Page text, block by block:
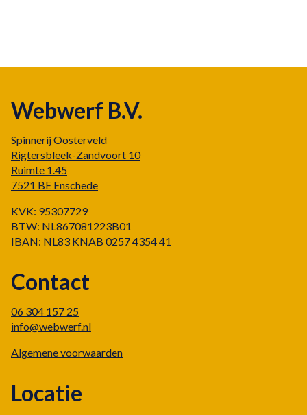
Webwerf B.V.
Spinnerij Oosterveld
Rigtersbleek-Zandvoort 10
Ruimte 1.45
7521 BE Enschede
KVK: 95307729
BTW: NL867081223B01
IBAN: NL83 KNAB 0257 4354 41
Contact
06 304 157 25
info@webwerf.nl
Algemene voorwaarden
Locatie